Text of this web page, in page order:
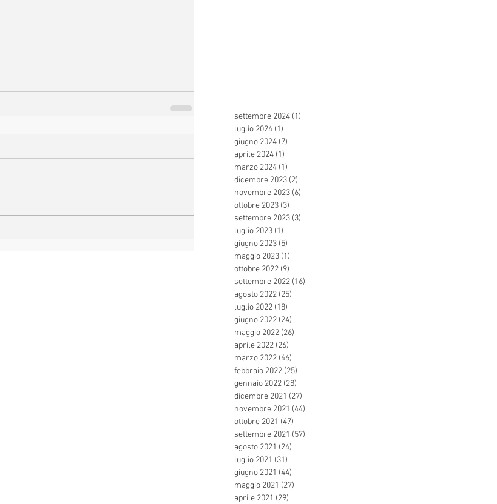
settembre 2024 (1)
luglio 2024 (1)
giugno 2024 (7)
aprile 2024 (1)
marzo 2024 (1)
dicembre 2023 (2)
novembre 2023 (6)
ottobre 2023 (3)
settembre 2023 (3)
luglio 2023 (1)
giugno 2023 (5)
maggio 2023 (1)
ottobre 2022 (9)
settembre 2022 (16)
agosto 2022 (25)
luglio 2022 (18)
giugno 2022 (24)
maggio 2022 (26)
aprile 2022 (26)
marzo 2022 (46)
febbraio 2022 (25)
gennaio 2022 (28)
dicembre 2021 (27)
novembre 2021 (44)
ottobre 2021 (47)
settembre 2021 (57)
agosto 2021 (24)
luglio 2021 (31)
giugno 2021 (44)
maggio 2021 (27)
aprile 2021 (29)